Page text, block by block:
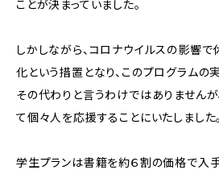
ことが決まっていました。
しかしながら、コロナウイルスの影響
化という措置となり、このプログラムの
その代わりと言うわけではありません
て個々人を応援することにいたしました。
学生プランは書籍を約６割の価格で入